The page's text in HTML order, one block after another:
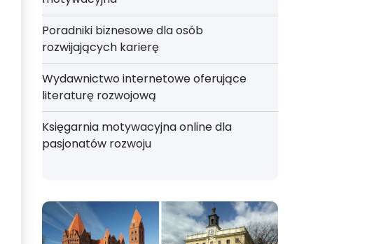
Poradniki biznesowe dla osób
rozwijających karierę
Wydawnictwo internetowe oferujące
literaturę rozwojową
Księgarnia motywacyjna online dla
pasjonatów rozwoju